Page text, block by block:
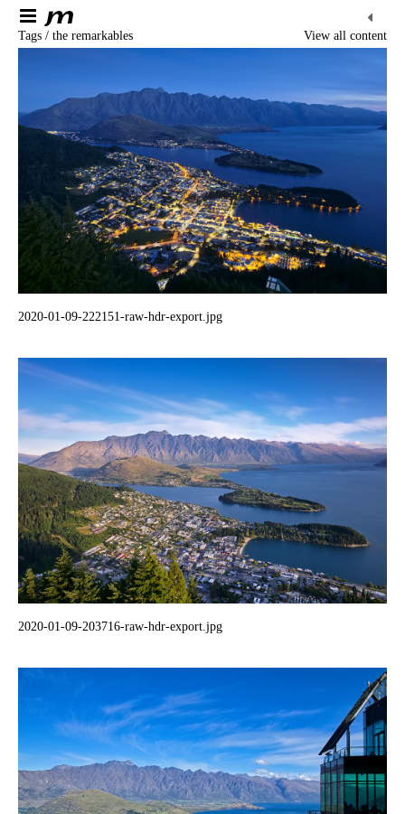
View all content
Tags / the remarkables
2020-01-09-222151-raw-hdr-export.jpg
2020-01-09-203716-raw-hdr-export.jpg